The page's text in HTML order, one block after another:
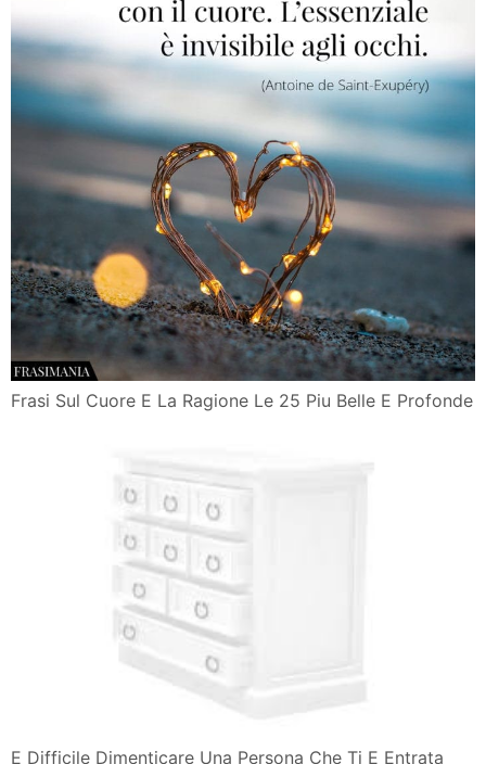
Frasi Sul Cuore E La Ragione Le 25 Piu Belle E Profonde
E Difficile Dimenticare Una Persona Che Ti E Entrata